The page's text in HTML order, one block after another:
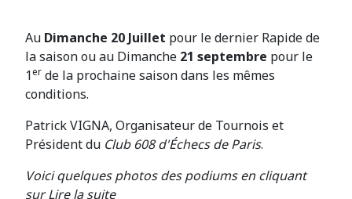
Au Dimanche 20 Juillet pour le dernier Rapide de
la saison ou au Dimanche 21 septembre pour le
1er de la prochaine saison dans les mêmes
conditions.
Patrick VIGNA, Organisateur de Tournois et
Président du Club 608 d'Échecs de Paris.
Voici quelques photos des podiums en cliquant
sur Lire la suite